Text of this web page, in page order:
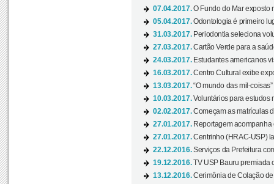
07.04.2017.O Fundo do Mar exposto
05.04.2017.Odontologia é primeiro
31.03.2017. Periodontia seleciona
27.03.2017.Cartão Verde para a
24.03.2017. Estudantes americanos
16.03.2017.Centro Cultural exibe
13.03.2017.“O mundo das mil-
10.03.2017.Voluntários para estudos
02.02.2017.Começam as matrículas
27.01.2017. Reportagem
27.01.2017.Centrinho (HRAC-USP)
22.12.2016.Serviços da Prefeitura
19.12.2016.TV USP Bauru premiada
13.12.2016.Cerimônia de Colação